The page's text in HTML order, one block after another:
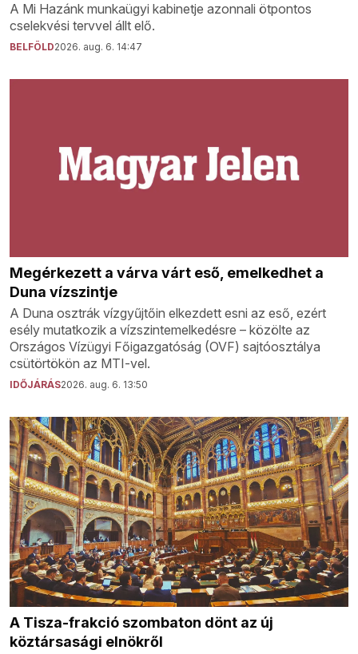
A Mi Hazánk munkaügyi kabinetje azonnali ötpontos
cselekvési tervvel állt elő.
BELFÖLD2026. aug. 6. 14:47
Megérkezett a várva várt eső, emelkedhet a
Duna vízszintje
A Duna osztrák vízgyűjtőin elkezdett esni az eső, ezért
esély mutatkozik a vízszintemelkedésre – közölte az
Országos Vízügyi Főigazgatóság (OVF) sajtóosztálya
csütörtökön az MTI-vel.
IDŐJÁRÁS2026. aug. 6. 13:50
A Tisza-frakció szombaton dönt az új
köztársasági elnökről